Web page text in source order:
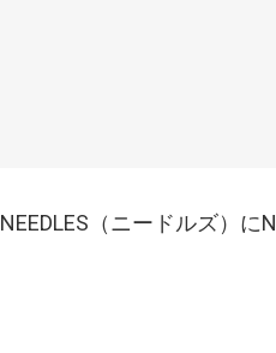
NEEDLES（ニードルズ）に